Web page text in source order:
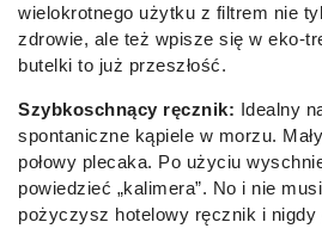
wielokrotnego użytku z filtrem nie
zdrowie, ale też wpisze się w eko-
butelki to już przeszłość.
Szybkoschnący ręcznik: Idealny
spontaniczne kąpiele w morzu.
połowy plecaka. Po użyciu
powiedzieć „kalimera”. No i nie
pożyczysz hotelowy ręcznik i nigdy